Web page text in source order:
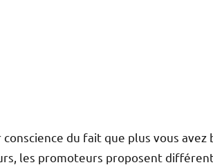
du fait que plus vous avez
les promoteurs proposent